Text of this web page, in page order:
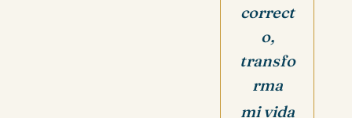
correct
o,
transfo
rma
mi vida